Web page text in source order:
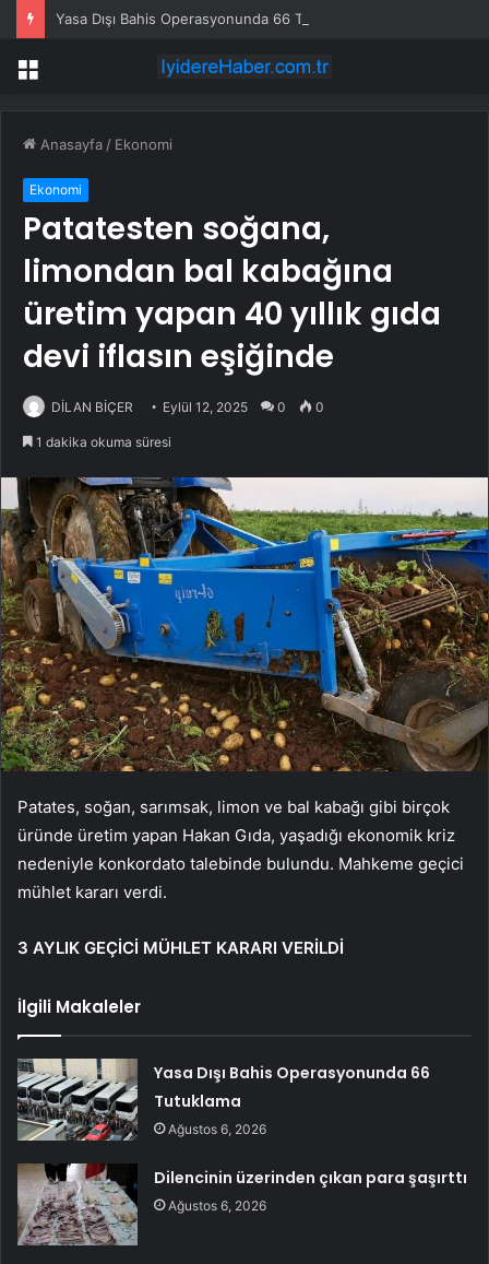
Yasa Dışı Bahis Operasyonunda 66 Tutuklama
Menü
Anasayfa / Ekonomi
Ekonomi
Patatesten soğana,
limondan bal kabağına
üretim yapan 40 yıllık gıda
devi iflasın eşiğinde
DİLAN BİÇER Eylül 12, 2025 0 0
1 dakika okuma süresi
Patates, soğan, sarımsak, limon ve bal kabağı gibi birçok
üründe üretim yapan Hakan Gıda, yaşadığı ekonomik kriz
nedeniyle konkordato talebinde bulundu. Mahkeme geçici
mühlet kararı verdi.
3 AYLIK GEÇİCİ MÜHLET KARARI VERİLDİ
İlgili Makaleler
Yasa Dışı Bahis Operasyonunda 66
Tutuklama
Ağustos 6, 2026
Dilencinin üzerinden çıkan para şaşırttı
Ağustos 6, 2026